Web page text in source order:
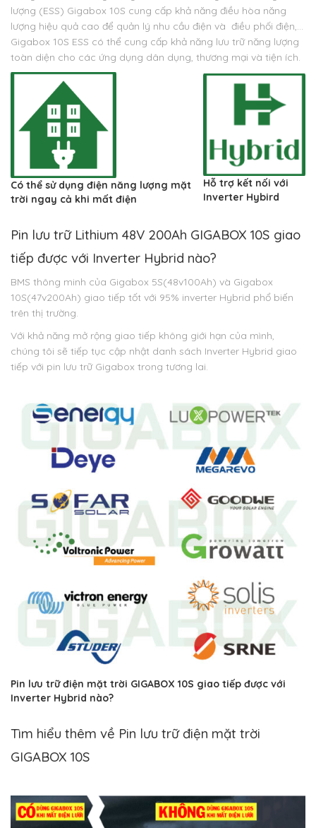
lượng (ESS) Gigabox 10S cung cấp khả năng điều hòa năng
lượng hiệu quả cao để quản lý nhu cầu điện và điều phối điện,…
Gigabox 10S ESS có thể cung cấp khả năng lưu trữ năng lượng
toàn diện cho các ứng dụng dân dụng, thương mại và tiện ích.
Có thể sử dụng điện năng lượng mặt
trời ngay cả khi mất điện
Hỗ trợ kết nối với
Inverter Hybird
Pin lưu trữ Lithium 48V 200Ah GIGABOX 10S giao
tiếp được với Inverter Hybrid nào?
BMS thông minh của Gigabox 5S(48v100Ah) và Gigabox
10S(47v200Ah) giao tiếp tốt với 95% inverter Hybrid phổ biến
trên thị trường.
Với khả năng mở rộng giao tiếp không giới hạn của mình,
chúng tôi sẽ tiếp tục cập nhật danh sách Inverter Hybrid giao
tiếp với pin lưu trữ Gigabox trong tương lai.
Pin lưu trữ điện mặt trời GIGABOX 10S giao tiếp được với
Inverter Hybrid nào?
Tìm hiểu thêm về Pin lưu trữ điện mặt trời
GIGABOX 10S